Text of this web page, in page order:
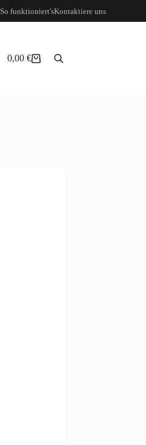
So funktioniert'sKontaktiere uns
Warenkorb
0,00 €